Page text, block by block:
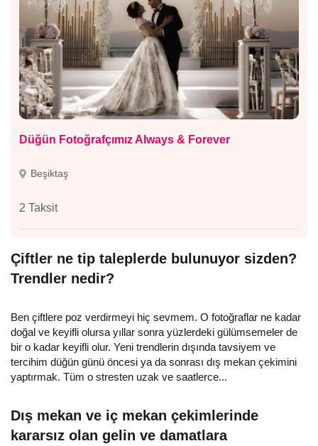
Düğün Fotoğrafçımız Always & Forever
Beşiktaş
2 Taksit
Çiftler ne tip taleplerde bulunuyor sizden?
Trendler nedir?
Ben çiftlere poz verdirmeyi hiç sevmem. O fotoğraflar ne kadar
doğal ve keyifli olursa yıllar sonra yüzlerdeki gülümsemeler de
bir o kadar keyifli olur. Yeni trendlerin dışında tavsiyem ve
tercihim düğün günü öncesi ya da sonrası dış mekan çekimini
yaptırmak. Tüm o stresten uzak ve saatlerce...
Dış mekan ve iç mekan çekimlerinde
kararsız olan gelin ve damatlara